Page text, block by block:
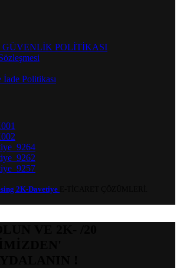
POLİTİKASI
Politikası
2K-Davetiye
VE 2K- /20
!